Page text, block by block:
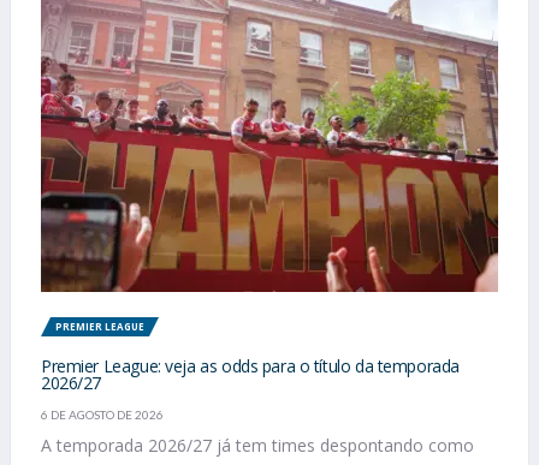
PREMIER LEAGUE
Premier League: veja as odds para o título da temporada
2026/27
6 DE AGOSTO DE 2026
A temporada 2026/27 já tem times despontando como